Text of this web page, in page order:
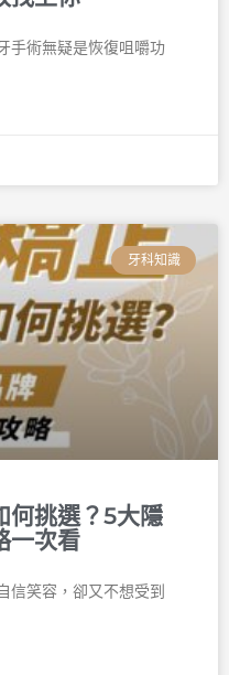
手術無疑是恢復咀嚼功
牙科知識
何挑選？5大隱
一次看
信笑容，卻又不想受到